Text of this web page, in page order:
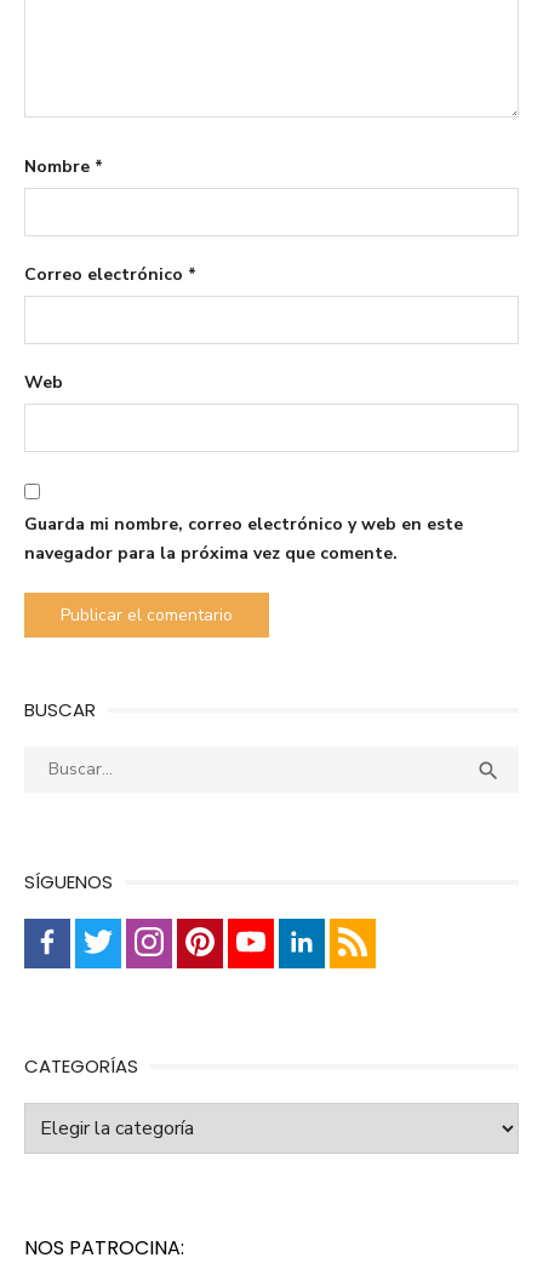
Nombre *
Correo electrónico *
Web
Guarda mi nombre, correo electrónico y web en este
navegador para la próxima vez que comente.
BUSCAR
Buscar: 
SÍGUENOS
CATEGORÍAS
Categorías
NOS PATROCINA: